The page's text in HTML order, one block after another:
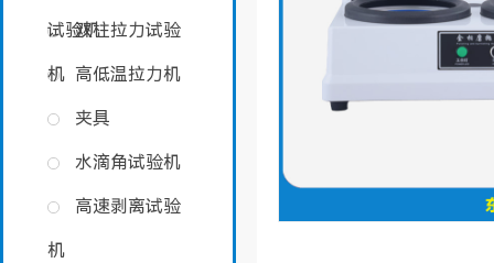
试验机双柱拉力试验
机 高低温拉力机
夹具
水滴角试验机
高速剥离试验
机